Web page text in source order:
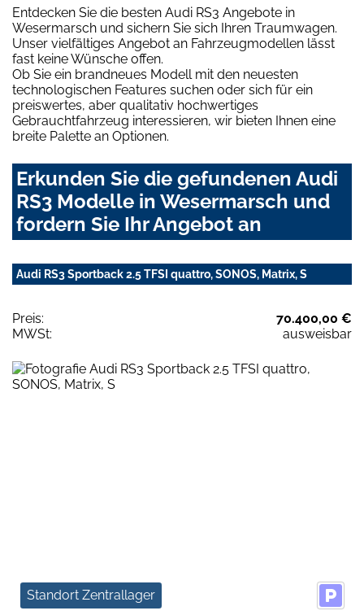
Entdecken Sie die besten Audi RS3 Angebote in
Wesermarsch und sichern Sie sich Ihren Traumwagen.
Unser vielfältiges Angebot an Fahrzeugmodellen lässt
fast keine Wünsche offen.
Ob Sie ein brandneues Modell mit den neuesten
technologischen Features suchen oder sich für ein
preiswertes, aber qualitativ hochwertiges
Gebrauchtfahrzeug interessieren, wir bieten Ihnen eine
breite Palette an Optionen.
Erkunden Sie die gefundenen Audi
RS3 Modelle in Wesermarsch und
fordern Sie Ihr Angebot an
Audi RS3 Sportback 2.5 TFSI quattro, SONOS, Matrix, S
Preis:
70.400,00 €
MWSt:
ausweisbar
Standort Zentrallager